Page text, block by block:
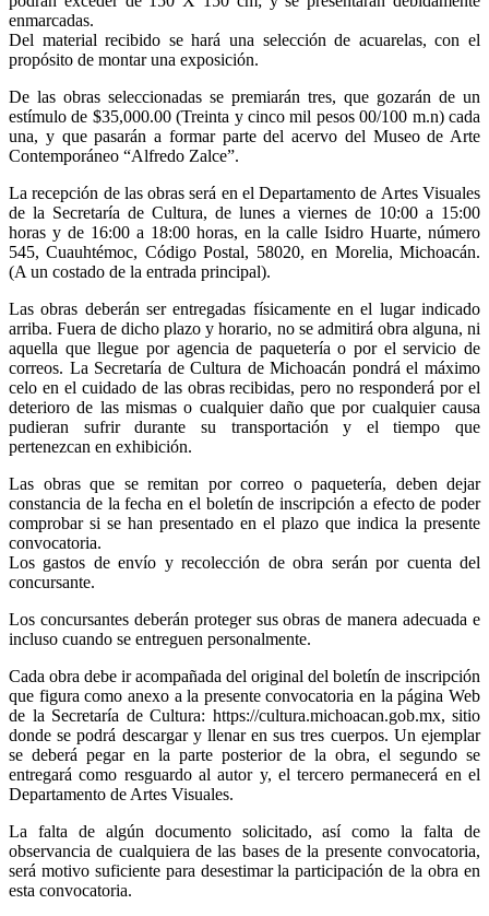
enmarcadas.
Del material recibido se hará una selección de acuarelas, con el
propósito de montar una exposición.
De las obras seleccionadas se premiarán tres, que gozarán de un
estímulo de $35,000.00 (Treinta y cinco mil pesos 00/100 m.n) cada
una, y que pasarán a formar parte del acervo del Museo de Arte
Contemporáneo “Alfredo Zalce”.
La recepción de las obras será en el Departamento de Artes Visuales
de la Secretaría de Cultura, de lunes a viernes de 10:00 a 15:00
horas y de 16:00 a 18:00 horas, en la calle Isidro Huarte, número
545, Cuauhtémoc, Código Postal, 58020, en Morelia, Michoacán.
(A un costado de la entrada principal).
Las obras deberán ser entregadas físicamente en el lugar indicado
arriba. Fuera de dicho plazo y horario, no se admitirá obra alguna, ni
aquella que llegue por agencia de paquetería o por el servicio de
correos. La Secretaría de Cultura de Michoacán pondrá el máximo
celo en el cuidado de las obras recibidas, pero no responderá por el
deterioro de las mismas o cualquier daño que por cualquier causa
pudieran sufrir durante su transportación y el tiempo que
pertenezcan en exhibición.
Las obras que se remitan por correo o paquetería, deben dejar
constancia de la fecha en el boletín de inscripción a efecto de poder
comprobar si se han presentado en el plazo que indica la presente
convocatoria.
Los gastos de envío y recolección de obra serán por cuenta del
concursante.
Los concursantes deberán proteger sus obras de manera adecuada e
incluso cuando se entreguen personalmente.
Cada obra debe ir acompañada del original del boletín de inscripción
que figura como anexo a la presente convocatoria en la página Web
de la Secretaría de Cultura: https://cultura.michoacan.gob.mx, sitio
donde se podrá descargar y llenar en sus tres cuerpos. Un ejemplar
se deberá pegar en la parte posterior de la obra, el segundo se
entregará como resguardo al autor y, el tercero permanecerá en el
Departamento de Artes Visuales.
La falta de algún documento solicitado, así como la falta de
observancia de cualquiera de las bases de la presente convocatoria,
será motivo suficiente para desestimar la participación de la obra en
esta convocatoria.